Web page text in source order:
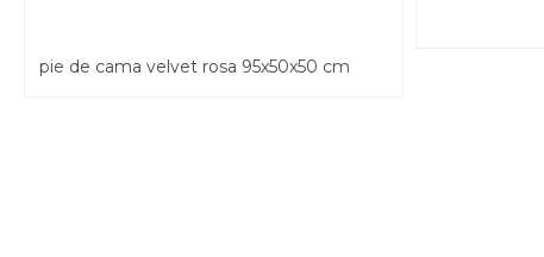
pie de cama velvet rosa 95x50x50 cm